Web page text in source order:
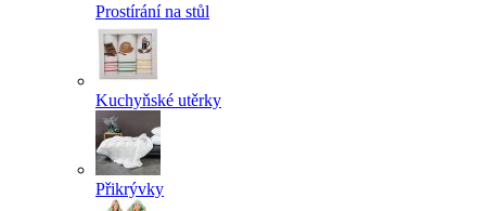
Prostírání na stůl
Kuchyňské utěrky
Přikrývky